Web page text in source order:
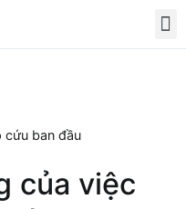
của việc